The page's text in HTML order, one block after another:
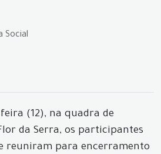
Social
(12), na quadra de
da Serra, os participantes
reuniram para encerramento